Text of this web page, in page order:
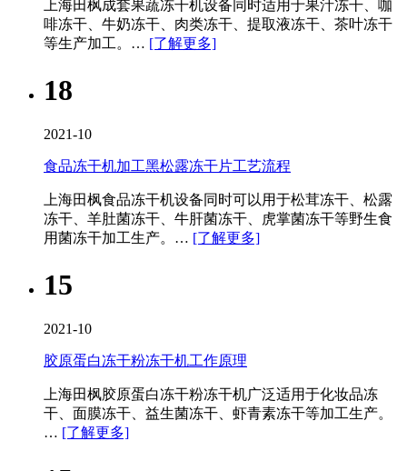
上海田枫成套果蔬冻干机设备同时适用于果汁冻干、咖
啡冻干、牛奶冻干、肉类冻干、提取液冻干、茶叶冻干
等生产加工。… [了解更多]
18
2021-10
食品冻干机加工黑松露冻干片工艺流程
上海田枫食品冻干机设备同时可以用于松茸冻干、松露
冻干、羊肚菌冻干、牛肝菌冻干、虎掌菌冻干等野生食
用菌冻干加工生产。… [了解更多]
15
2021-10
胶原蛋白冻干粉冻干机工作原理
上海田枫胶原蛋白冻干粉冻干机广泛适用于化妆品冻
干、面膜冻干、益生菌冻干、虾青素冻干等加工生产。
… [了解更多]